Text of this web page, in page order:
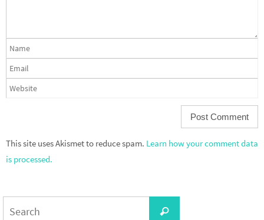
This site uses Akismet to reduce spam. Learn how your comment data
is processed.
Search